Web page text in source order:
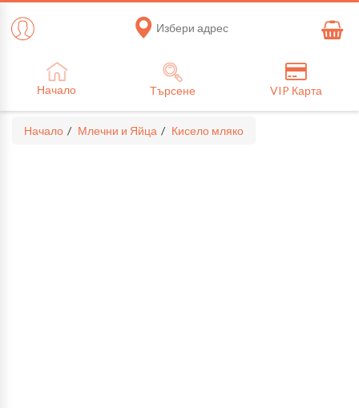
Избери адрес
Начало Търсене VIP Карта
Начало Млечни и Яйца Кисело мляко